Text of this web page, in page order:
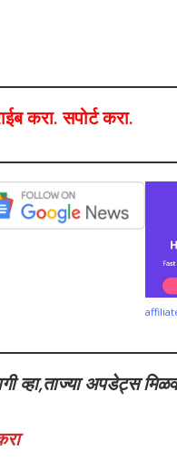
करा. सपोर्ट करा.
व्हा,ताज्या अपडेट्स